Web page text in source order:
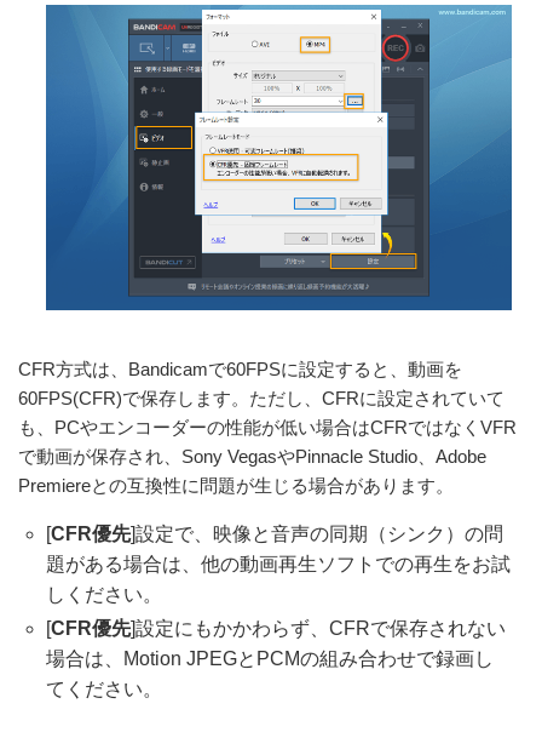
CFR方式は、Bandicamで60FPSに設定すると、動画を
60FPS(CFR)で保存します。ただし、CFRに設定されていて
も、PCやエンコーダーの性能が低い場合はCFRではなくVFR
で動画が保存され、Sony VegasやPinnacle Studio、Adobe
Premiereとの互換性に問題が生じる場合があります。
[CFR優先]設定で、映像と音声の同期（シンク）の問
題がある場合は、他の動画再生ソフトでの再生をお試
しください。
[CFR優先]設定にもかかわらず、CFRで保存されない
場合は、Motion JPEGとPCMの組み合わせで録画し
てください。